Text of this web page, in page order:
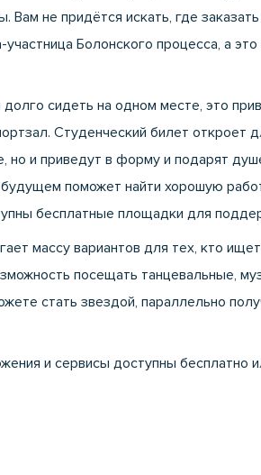
Вам не придётся искать, где
участница Болонского процесса, а
сидеть на одном месте, это
Студенческий билет
но и приведут в форму и подарят
поможет найти хорошую
бесплатные площадки для
массу вариантов для тех, кто
посещать танцевальные,
стать звездой, параллельно
и сервисы доступны бесплатно